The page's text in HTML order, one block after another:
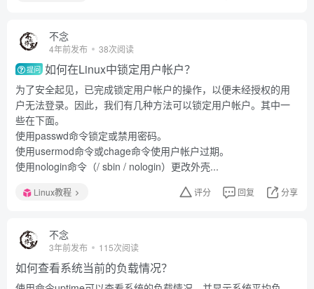
不念
4年前发布 38次阅读
提问 如何在Linux中锁定用户帐户？
为了安全起见，已完成锁定用户帐户的操作，以便未经授权的用
户无法登录。因此，我们有几种方法可以锁定用户帐户。其中一
些在下面。
使用passwd命令锁定或禁用密码。
使用usermod命令或chage命令使用户帐户过期。
使用nologin命令（/ sbin / nologin）更改外壳...
Linux教程 评分 回复 分享
不念
3年前发布 115次阅读
如何查看系统当前的负载情况？